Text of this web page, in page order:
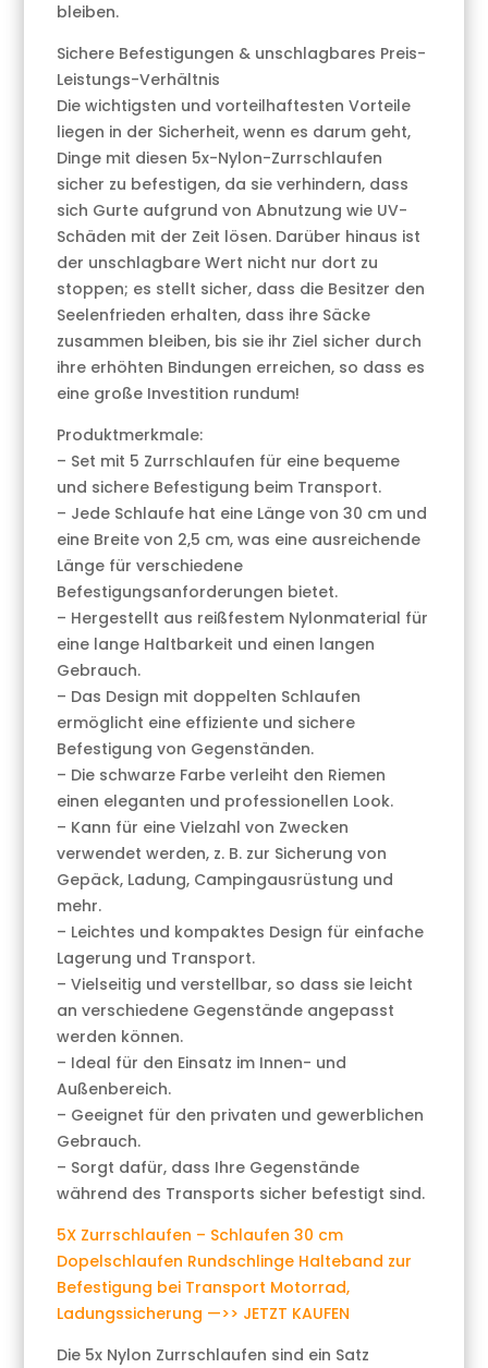
bleiben.
Sichere Befestigungen & unschlagbares Preis-
Leistungs-Verhältnis
Die wichtigsten und vorteilhaftesten Vorteile
liegen in der Sicherheit, wenn es darum geht,
Dinge mit diesen 5x-Nylon-Zurrschlaufen
sicher zu befestigen, da sie verhindern, dass
sich Gurte aufgrund von Abnutzung wie UV-
Schäden mit der Zeit lösen. Darüber hinaus ist
der unschlagbare Wert nicht nur dort zu
stoppen; es stellt sicher, dass die Besitzer den
Seelenfrieden erhalten, dass ihre Säcke
zusammen bleiben, bis sie ihr Ziel sicher durch
ihre erhöhten Bindungen erreichen, so dass es
eine große Investition rundum!
Produktmerkmale:
– Set mit 5 Zurrschlaufen für eine bequeme
und sichere Befestigung beim Transport.
– Jede Schlaufe hat eine Länge von 30 cm und
eine Breite von 2,5 cm, was eine ausreichende
Länge für verschiedene
Befestigungsanforderungen bietet.
– Hergestellt aus reißfestem Nylonmaterial für
eine lange Haltbarkeit und einen langen
Gebrauch.
– Das Design mit doppelten Schlaufen
ermöglicht eine effiziente und sichere
Befestigung von Gegenständen.
– Die schwarze Farbe verleiht den Riemen
einen eleganten und professionellen Look.
– Kann für eine Vielzahl von Zwecken
verwendet werden, z. B. zur Sicherung von
Gepäck, Ladung, Campingausrüstung und
mehr.
– Leichtes und kompaktes Design für einfache
Lagerung und Transport.
– Vielseitig und verstellbar, so dass sie leicht
an verschiedene Gegenstände angepasst
werden können.
– Ideal für den Einsatz im Innen- und
Außenbereich.
– Geeignet für den privaten und gewerblichen
Gebrauch.
– Sorgt dafür, dass Ihre Gegenstände
während des Transports sicher befestigt sind.
5X Zurrschlaufen – Schlaufen 30 cm
Dopelschlaufen Rundschlinge Halteband zur
Befestigung bei Transport Motorrad,
Ladungssicherung —>> JETZT KAUFEN
Die 5x Nylon Zurrschlaufen sind ein Satz